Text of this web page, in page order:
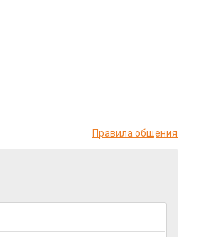
Правила общения